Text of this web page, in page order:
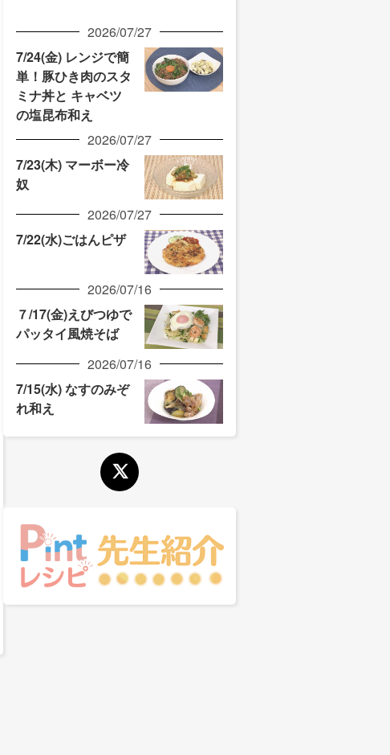
2026/07/27
7/24(金) レンジで簡
単！豚ひき肉のスタ
ミナ丼と キャベツ
の塩昆布和え
2026/07/27
7/23(木) マーボー冷
奴
2026/07/27
7/22(水)ごはんピザ
2026/07/16
７/17(金)えびつゆで
パッタイ風焼そば
2026/07/16
7/15(水) なすのみぞ
れ和え